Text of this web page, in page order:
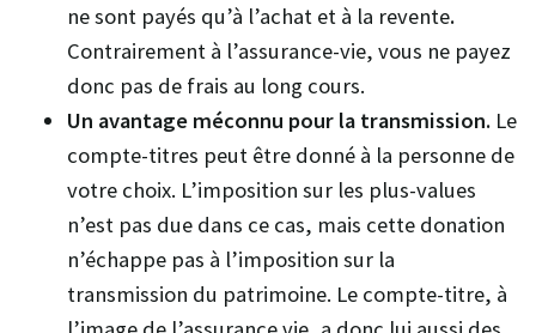
ne sont payés qu’à l’achat et à la revente.
Contrairement à l’assurance-vie, vous ne payez
donc pas de frais au long cours.
Un avantage méconnu pour la transmission. Le
compte-titres peut être donné à la personne de
votre choix. L’imposition sur les plus-values
n’est pas due dans ce cas, mais cette donation
n’échappe pas à l’imposition sur la
transmission du patrimoine. Le compte-titre, à